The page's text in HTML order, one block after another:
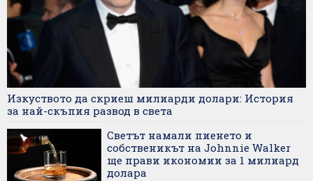
Изкуството да скриеш милиарди долари: История
за най-скъпия развод в света
Светът намали пиенето и
собственикът на Johnnie Walker
ще прави икономии за 1 милиард
долара